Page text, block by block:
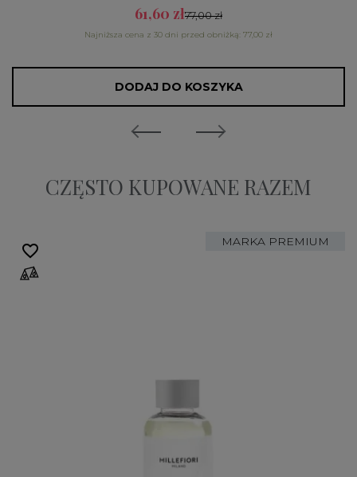
61,60 zł77,00 zł
Najniższa cena z 30 dni przed obniżką: 77,00 zł
DODAJ DO KOSZYKA
CZĘSTO KUPOWANE RAZEM
MARKA PREMIUM
favorite_border